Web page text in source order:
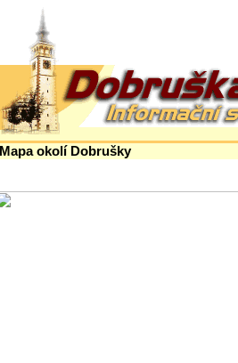
Mapa okolí Dobrušky